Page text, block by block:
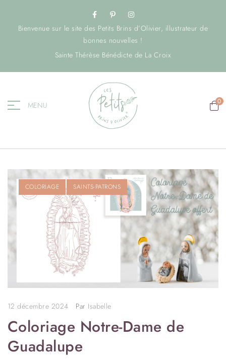
Bienvenue sur le site des Petits Brins d’Olivier, illustrateur de
bonnes nouvelles !
Sainte Thérèse Bénédicte de La Croix
MENU 0
COLORIAGE SAINTS-PATRONS
12 décembre 2024 Par Isabelle
Coloriage Notre-Dame de
Guadalupe